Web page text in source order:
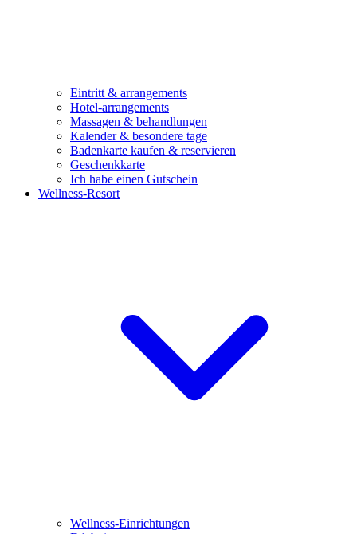
Eintritt & arrangements
Hotel-arrangements
Massagen & behandlungen
Kalender & besondere tage
Badenkarte kaufen & reservieren
Geschenkkarte
Ich habe einen Gutschein
Wellness-Resort
Wellness-Einrichtungen